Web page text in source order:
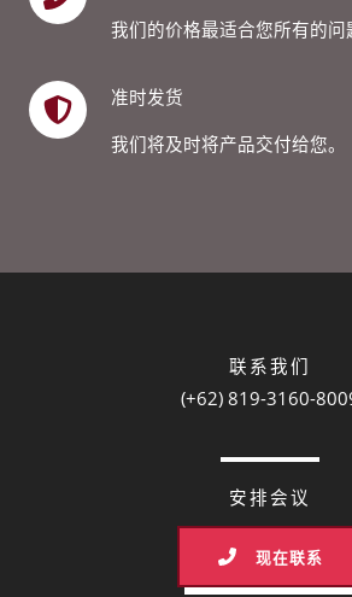
我们的价格最适合您所有的问
准时发货
我们将及时将产品交付给您。
联系我们
(+62) 819-3160-
安排会议
现在联系